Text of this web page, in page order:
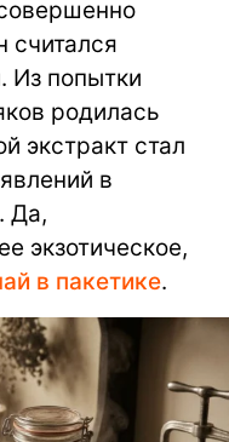
считался
Из попытки
родилась
экстракт стал
в
Да,
экзотическое,
в пакетике.